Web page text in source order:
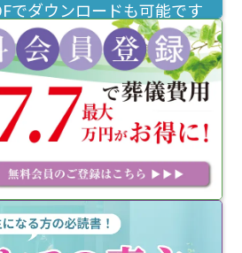
でダウンロードも可能です